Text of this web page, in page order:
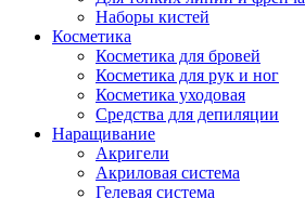
Наборы кистей
Косметика
Косметика для бровей
Косметика для рук и ног
Косметика уходовая
Средства для депиляции
Наращивание
Акригели
Акриловая система
Гелевая система